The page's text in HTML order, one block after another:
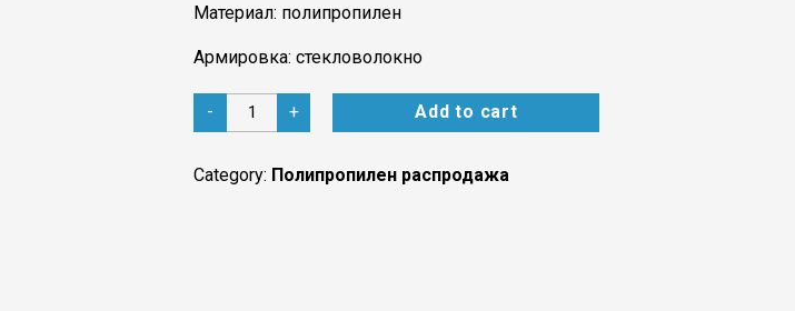
Материал: полипропилен
Армировка: стекловолокно
-
Pprc
труба
40
25)
pilsa
+ Add to cart
Category: Полипропилен распродажа